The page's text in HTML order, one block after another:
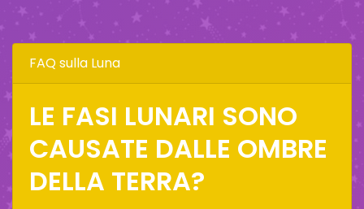
FAQ sulla Luna
LE FASI LUNARI SONO
CAUSATE DALLE OMBRE
DELLA TERRA?